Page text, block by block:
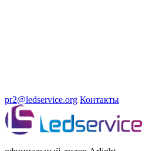
pr2@ledservice.org Контакты